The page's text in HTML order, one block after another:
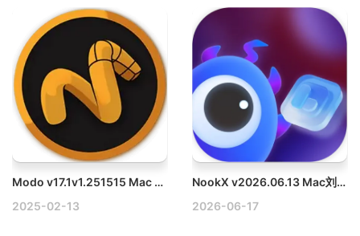
Modo v17.1v1.251515 Mac 3D建模、雕刻、纹理绘制、动画和渲染工具破解版
2025-02-13
NookX v2026.06.13 Mac刘海屏效率，歌曲歌词，Todo，临时笔记，AI对话，桌面整理
2026-06-17